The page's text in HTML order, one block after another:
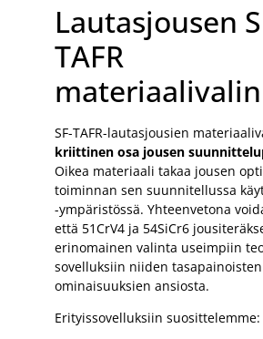
Lautasjousen
TAFR
SF-TAFR-lautasjousien
kriittinen osa jousen
Oikea materiaali takaa jousen
toiminnan sen suunnitellussa
-ympäristössä. Yhteenvetona
että 51CrV4 ja 54SiCr6
erinomainen valinta useimpiin
sovelluksiin niiden tasapainoisten
ominaisuuksien ansiosta.
Erityissovelluksiin suosittelemme: